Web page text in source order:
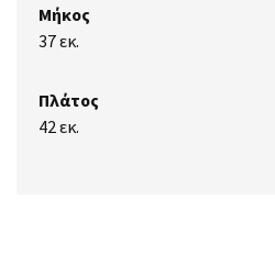
Μήκος
37 εκ.
Πλάτος
42 εκ.